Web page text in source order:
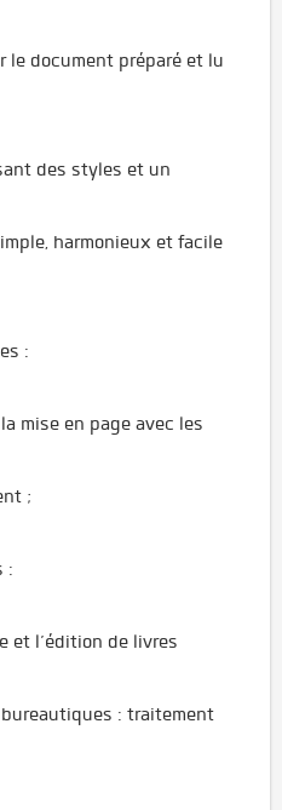
le document préparé et lu
des styles et un
harmonieux et facile
:
mise en page avec les
;
:
et l’édition de livres
: traitement